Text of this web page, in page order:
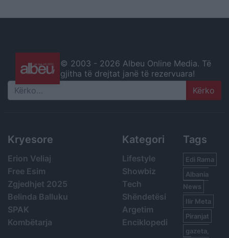
© 2003 - 2026 Albeu Online Media. Të
gjitha të drejtat janë të rezervuara!
Search
Kryesore
Erion Veliaj
Free Esim
Zgjedhjet 2025
Belinda Balluku
SPAK
Kombëtarja
Kategori
Lifestyle
Showbiz
Tech
Shëndetësi
Argetim
Enciklopedi
Tags
Edi Rama
Albania
News
Ilir Meta
Piranjat
gazeta,